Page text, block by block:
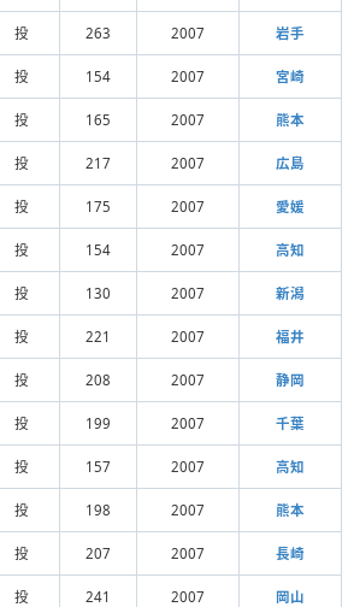
投 263 2007 岩手
投 154 2007 宮崎
投 165 2007 熊本
投 217 2007 広島
投 175 2007 愛媛
投 154 2007 高知
投 130 2007 新潟
投 221 2007 福井
投 208 2007 静岡
投 199 2007 千葉
投 157 2007 高知
投 198 2007 熊本
投 207 2007 長崎
投 241 2007 岡山